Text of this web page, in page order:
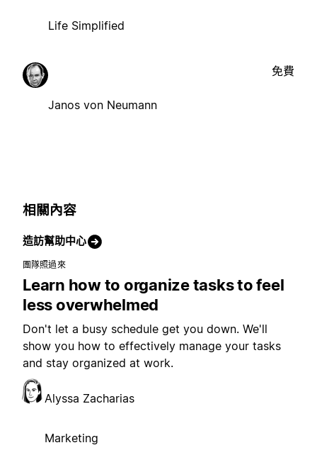
Life Simplified
Janos von Neumann
免費
相關內容
造訪幫助中心
團隊照過來
Learn how to organize tasks to feel
less overwhelmed
Don't let a busy schedule get you down. We'll
show you how to effectively manage your tasks
and stay organized at work.
Alyssa Zacharias
Marketing